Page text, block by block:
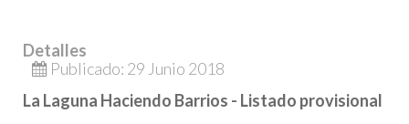
Detalles
Publicado: 29 Junio 2018
La Laguna Haciendo Barrios - Listado provisional